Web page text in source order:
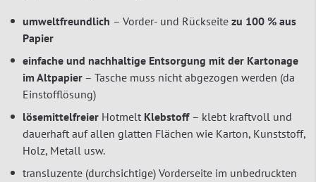
umweltfreundlich – Vorder- und Rückseite zu 100 % aus
Papier
einfache und nachhaltige Entsorgung mit der Kartonage
im Altpapier – Tasche muss nicht abgezogen werden (da
Einstofflösung)
lösemittelfreier Hotmelt Klebstoff – klebt kraftvoll und
dauerhaft auf allen glatten Flächen wie Karton, Kunststoff,
Holz, Metall usw.
transluzente (durchsichtige) Vorderseite im unbedruckten